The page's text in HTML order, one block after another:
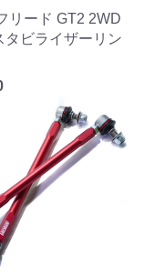
リード GT2 2WD
タビライザーリン